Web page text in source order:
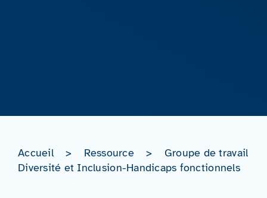
Accueil > Ressource >
Groupe de travail
Diversité et Inclusion-Handicaps fonctionnels